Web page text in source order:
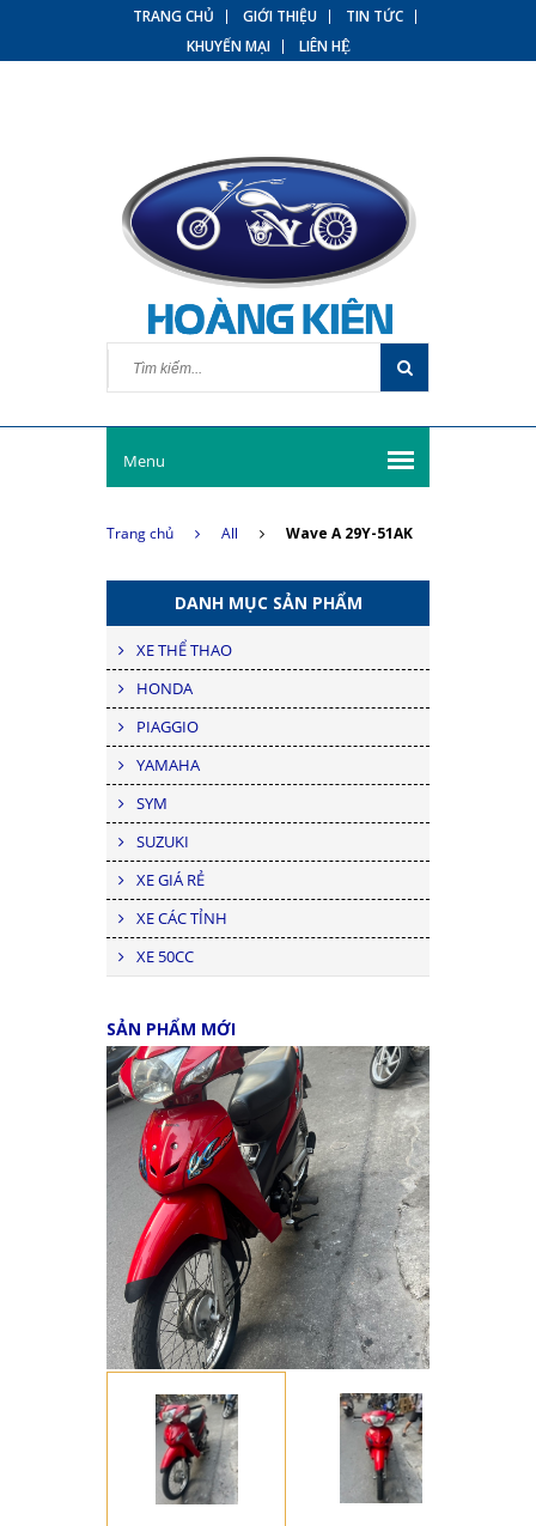
TRANG CHỦ GIỚI THIỆU
TIN TỨC
KHUYẾN MẠI
LIÊN HỆ
Menu
Trang chủ All Wave A 29Y-51AK
DANH MỤC SẢN PHẨM
XE THỂ THAO
HONDA
PIAGGIO
YAMAHA
SYM
SUZUKI
XE GIÁ RẺ
XE CÁC TỈNH
XE 50CC
SẢN PHẨM MỚI